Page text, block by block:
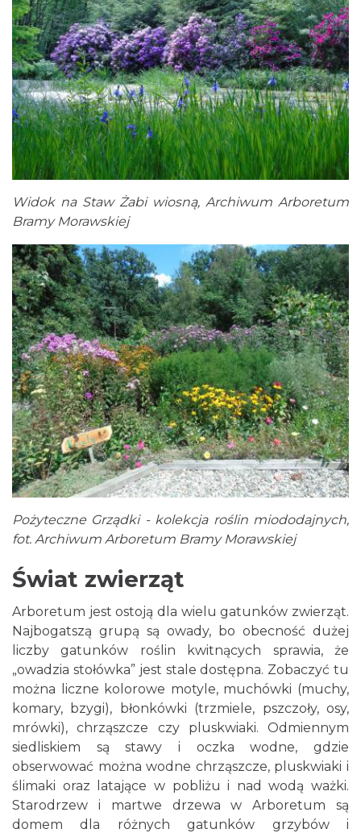
Widok na Staw Żabi wiosną, Archiwum Arboretum
Bramy Morawskiej
Pożyteczne Grządki - kolekcja roślin miododajnych,
fot. Archiwum Arboretum Bramy Morawskiej
Świat zwierząt
Arboretum jest ostoją dla wielu gatunków zwierząt.
Najbogatszą grupą są owady, bo obecność dużej
liczby gatunków roślin kwitnących sprawia, że
„owadzia stołówka” jest stale dostępna. Zobaczyć tu
można liczne kolorowe motyle, muchówki (muchy,
komary, bzygi), błonkówki (trzmiele, pszczoły, osy,
mrówki), chrząszcze czy pluskwiaki. Odmiennym
siedliskiem są stawy i oczka wodne, gdzie
obserwować można wodne chrząszcze, pluskwiaki i
ślimaki oraz latające w pobliżu i nad wodą ważki.
Starodrzew i martwe drzewa w Arboretum są
domem dla różnych gatunków grzybów i